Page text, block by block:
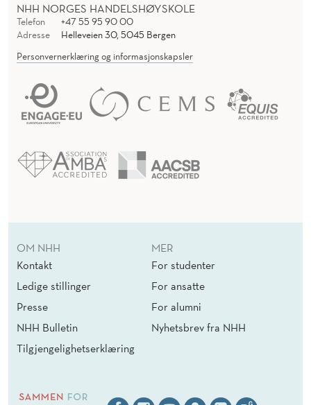
NHH NORGES HANDELSHØYSKOLE
Telefon
+47 55 95 90 00
Adresse
Helleveien 30, 5045 Bergen
Personvernerklæring og informasjonskapsler
OM NHH
Kontakt
Ledige stillinger
Presse
NHH Bulletin
Tilgjengelighetserklæring
MER
For studenter
For ansatte
For alumni
Nyhetsbrev fra NHH